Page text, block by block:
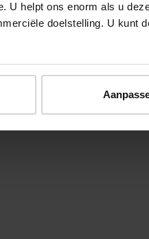
U helpt ons enorm als u
doelstelling. U kunt
Doneer nu Disclaimer